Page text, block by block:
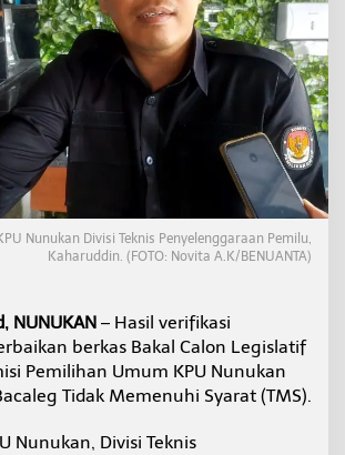
k
a
n
T
i
d
a
k
M
e
m
e
S
y
a
r
Nunukan Divisi Teknis Penyelenggaraan Pemilu,
Kaharuddin. (FOTO: Novita A.K/BENUANTA)
NUNUKAN – Hasil verifikasi
berkas Bakal Calon Legislatif
Pemilihan Umum KPU Nunukan
Tidak Memenuhi Syarat (TMS).
Nunukan, Divisi Teknis